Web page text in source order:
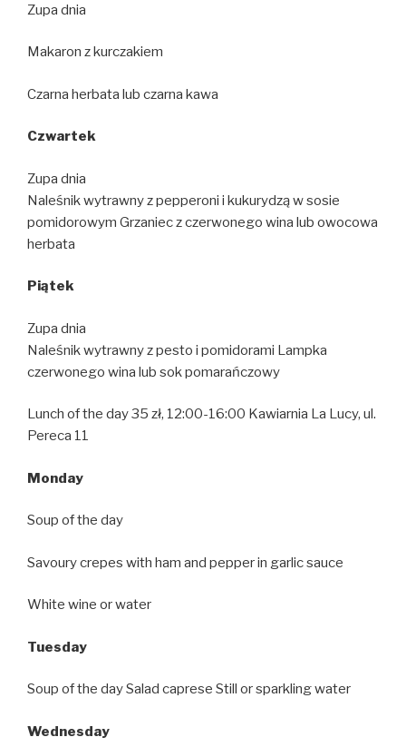
Zupa dnia
Makaron z kurczakiem
Czarna herbata lub czarna kawa
Czwartek
Zupa dnia
Naleśnik wytrawny z pepperoni i kukurydzą w sosie
pomidorowym Grzaniec z czerwonego wina lub owocowa
herbata
Piątek
Zupa dnia
Naleśnik wytrawny z pesto i pomidorami Lampka
czerwonego wina lub sok pomarańczowy
Lunch of the day 35 zł, 12:00-16:00 Kawiarnia La Lucy, ul.
Pereca 11
Monday
Soup of the day
Savoury crepes with ham and pepper in garlic sauce
White wine or water
Tuesday
Soup of the day Salad caprese Still or sparkling water
Wednesday